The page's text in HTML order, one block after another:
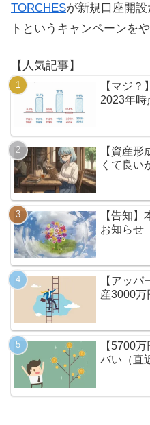
TORCHESが新規口座開
トというキャンペーンをや
【人気記事】
【マジ
2023年時
【資産
くて良い
【告知
お知らせ
【アッ
産3000万
【5700
バい（直